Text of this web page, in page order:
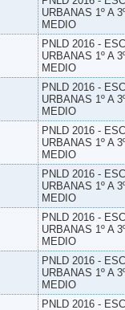
URBANAS 1º A
MEDIO
PNLD 2016 -
URBANAS 1º A
MEDIO
PNLD 2016 -
URBANAS 1º A
MEDIO
PNLD 2016 -
URBANAS 1º A
MEDIO
PNLD 2016 -
URBANAS 1º A
MEDIO
PNLD 2016 -
URBANAS 1º A
MEDIO
PNLD 2016 -
URBANAS 1º A
MEDIO
PNLD 2016 -